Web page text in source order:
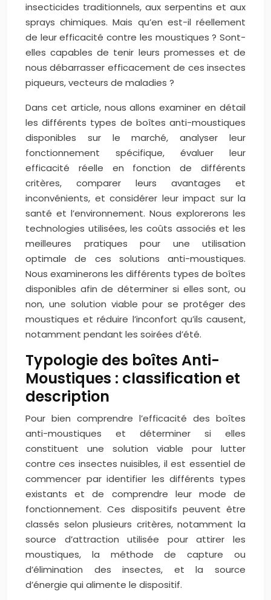
insecticides traditionnels, aux serpentins et aux
sprays chimiques. Mais qu’en est-il réellement
de leur efficacité contre les moustiques ? Sont-
elles capables de tenir leurs promesses et de
nous débarrasser efficacement de ces insectes
piqueurs, vecteurs de maladies ?
Dans cet article, nous allons examiner en détail
les différents types de boîtes anti-moustiques
disponibles sur le marché, analyser leur
fonctionnement spécifique, évaluer leur
efficacité réelle en fonction de différents
critères, comparer leurs avantages et
inconvénients, et considérer leur impact sur la
santé et l’environnement. Nous explorerons les
technologies utilisées, les coûts associés et les
meilleures pratiques pour une utilisation
optimale de ces solutions anti-moustiques.
Nous examinerons les différents types de boîtes
disponibles afin de déterminer si elles sont, ou
non, une solution viable pour se protéger des
moustiques et réduire l’inconfort qu’ils causent,
notamment pendant les soirées d’été.
Typologie des boîtes Anti-
Moustiques : classification et
description
Pour bien comprendre l’efficacité des boîtes
anti-moustiques et déterminer si elles
constituent une solution viable pour lutter
contre ces insectes nuisibles, il est essentiel de
commencer par identifier les différents types
existants et de comprendre leur mode de
fonctionnement. Ces dispositifs peuvent être
classés selon plusieurs critères, notamment la
source d’attraction utilisée pour attirer les
moustiques, la méthode de capture ou
d’élimination des insectes, et la source
d’énergie qui alimente le dispositif.